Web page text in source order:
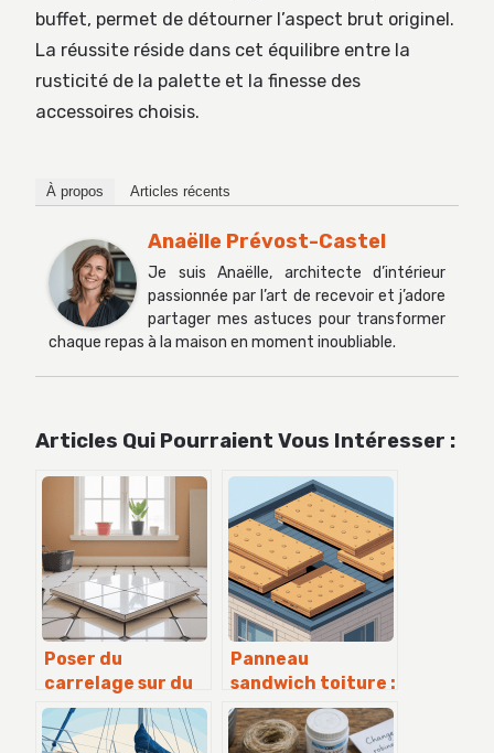
buffet, permet de détourner l’aspect brut originel.
La réussite réside dans cet équilibre entre la
rusticité de la palette et la finesse des
accessoires choisis.
À propos Articles récents
Anaëlle Prévost-Castel
Je suis Anaëlle, architecte d’intérieur
passionnée par l’art de recevoir et j’adore
partager mes astuces pour transformer
chaque repas à la maison en moment inoubliable.
Articles Qui Pourraient Vous Intéresser :
Poser du
carrelage sur du
carrelage
inconvénients : ce
Panneau
sandwich toiture :
le guide pour bien
choisir et poser